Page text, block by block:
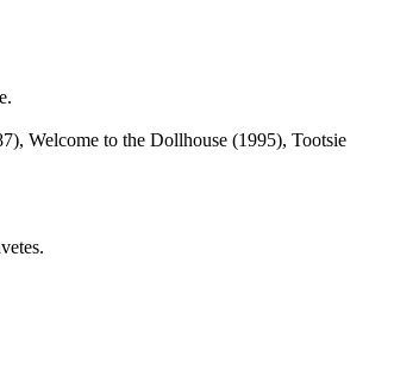
Welcome to the Dollhouse (1995), Tootsie